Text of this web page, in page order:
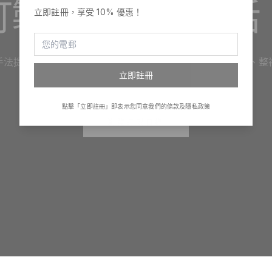
立即註冊，享受 10% 優惠！
立即註冊
點擊「立即註冊」即表示您同意我們的條款及隱私政策
製，融入你生活
法提供設計、印嘢及產品禮品訂製服務。訂制服、印班衫、整
立自家品牌，一切變得很簡單！